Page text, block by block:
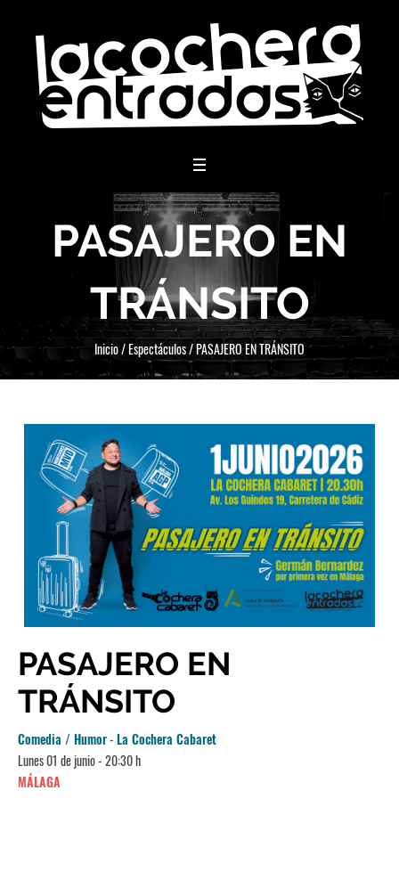
PASAJERO EN
TRÁNSITO
Inicio/Espectáculos/PASAJERO EN TRÁNSITO
PASAJERO EN
TRÁNSITO
Comedia / Humor-La Cochera Cabaret
Lunes 01 de junio - 20:30 h
MÁLAGA